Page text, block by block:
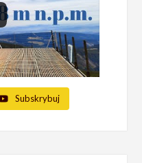
Subskrybuj